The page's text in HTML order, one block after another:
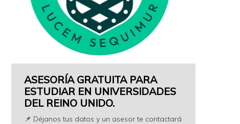
ASESORÍA GRATUITA PARA
ESTUDIAR EN UNIVERSIDADES
DEL REINO UNIDO.
📌 Déjanos tus datos y un asesor te contactará